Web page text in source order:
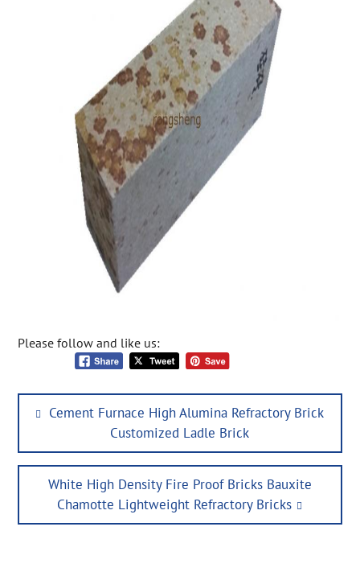
Please follow and like us:
Post
navigation
Previous
Cement Furnace High Alumina Refractory Brick
Customized Ladle Brick
Next
post:
White High Density Fire Proof Bricks Bauxite
Chamotte Lightweight Refractory Bricks